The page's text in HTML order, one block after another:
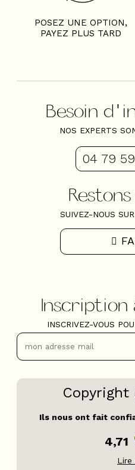
POSEZ UNE OPTION,
PAYEZ PLUS TARD
Besoin
NOS EXPERTS
04 79
SUIVEZ-NOUS
Inscription
INSCRIVEZ-VOUS
Copyright
Ils nous ont fait
4,71
Lire